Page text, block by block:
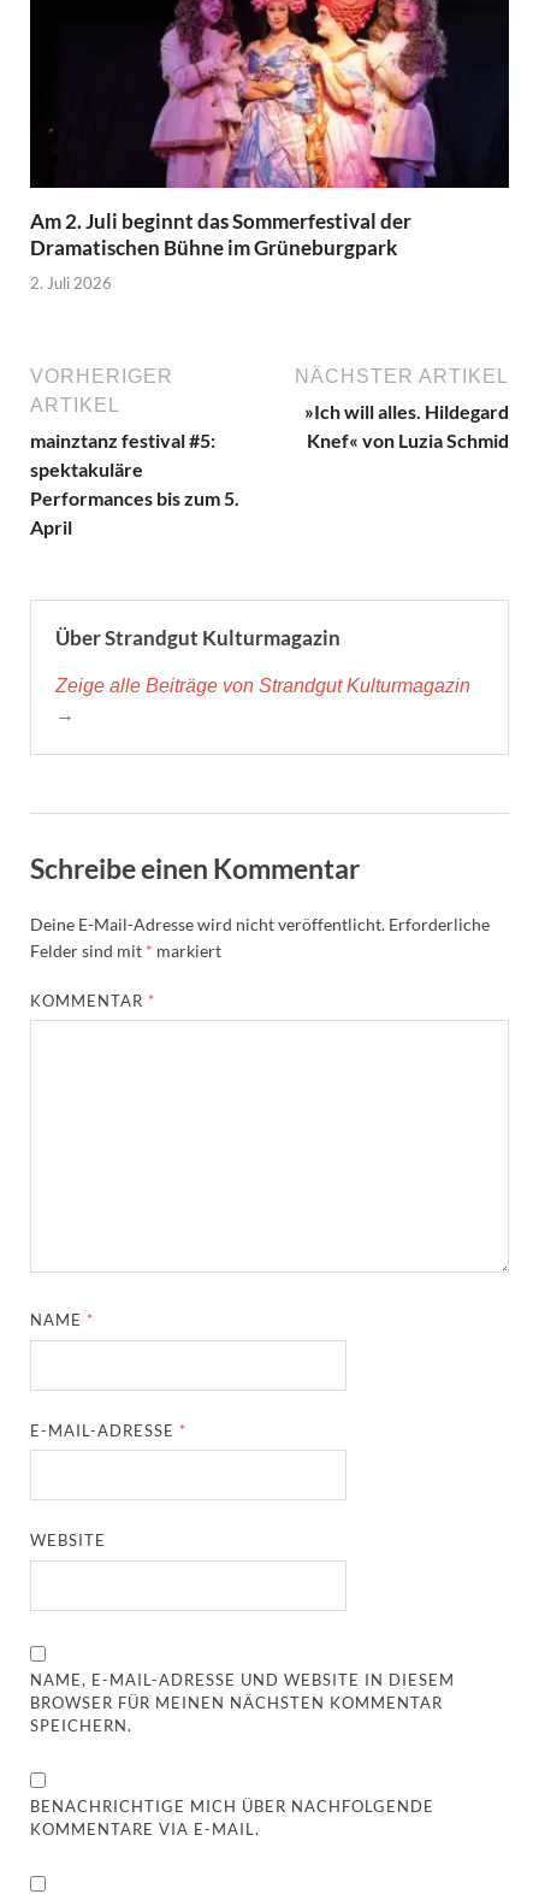
Am 2. Juli beginnt das Sommerfestival der
Dramatischen Bühne im Grüneburgpark
2. Juli 2026
VORHERIGER
ARTIKEL
mainztanz festival #5:
spektakuläre
Performances bis zum 5.
April
NÄCHSTER ARTIKEL
»Ich will alles. Hildegard
Knef« von Luzia Schmid
Über Strandgut Kulturmagazin
Zeige alle Beiträge von Strandgut Kulturmagazin
→
Schreibe einen Kommentar
Deine E-Mail-Adresse wird nicht veröffentlicht. Erforderliche
Felder sind mit * markiert
KOMMENTAR *
NAME *
E-MAIL-ADRESSE *
WEBSITE
NAME, E-MAIL-ADRESSE UND WEBSITE IN DIESEM
BROWSER FÜR MEINEN NÄCHSTEN KOMMENTAR
SPEICHERN.
BENACHRICHTIGE MICH ÜBER NACHFOLGENDE
KOMMENTARE VIA E-MAIL.